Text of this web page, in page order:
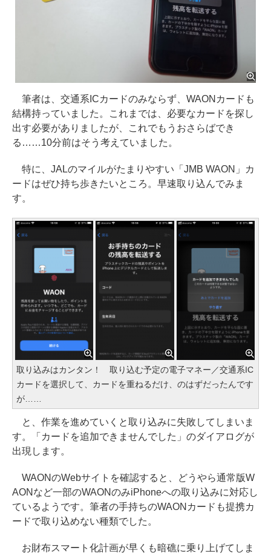
筆者は、交通系ICカードのみならず、WAONカードも
結構持っていました。これまでは、必要なカードを探し
出す必要がありましたが、これでもうおさらばでき
る……10分前はそう考えていました。
特に、JALのマイルがたまりやすい「JMB WAON」カ
ードはぜひ持ち歩きたいところ。早速取り込んでみま
す。
取り込みはカンタン！ 取り込む予定の電子マネー／交通系IC
カードを選択して、カードを重ねるだけ、のはずだったんです
が……
と、作業を進めていくと取り込みに失敗してしまいま
す。「カードを追加できませんでした」のダイアログが
出現します。
WAONのWebサイトを確認すると、どうやら通常版W
AONなど一部のWAONのみiPhoneへの取り込みに対応し
ているようです。筆者の手持ちのWAONカードも提携カ
ードで取り込めない種類でした。
お財布スマート化計画が早くも暗礁に乗り上げてしま